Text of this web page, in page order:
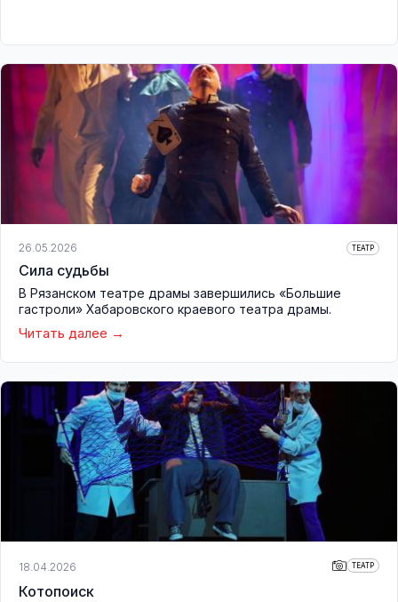
26.05.2026 ТЕАТР
Сила судьбы
В Рязанском театре драмы завершились «Большие
гастроли» Хабаровского краевого театра драмы.
Читать далее
18.04.2026 ТЕАТР
Котопоиск